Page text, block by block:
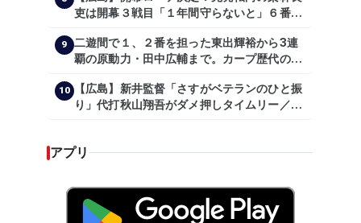
吏は開幕３戦目「１年間守らないと」６番手
9
二遊間で１、２番を担った東出輝裕から3連
覇の原動力・田中広輔まで。カープ歴代のシ
10
【広島】新井監督「さすがベテランのひと振
り」代打秋山翔吾がダメ押しタイムリー／一
アプリ